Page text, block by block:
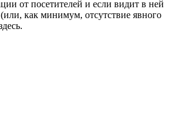
от посетителей и если видит в ней
как минимум, отсутствие явного